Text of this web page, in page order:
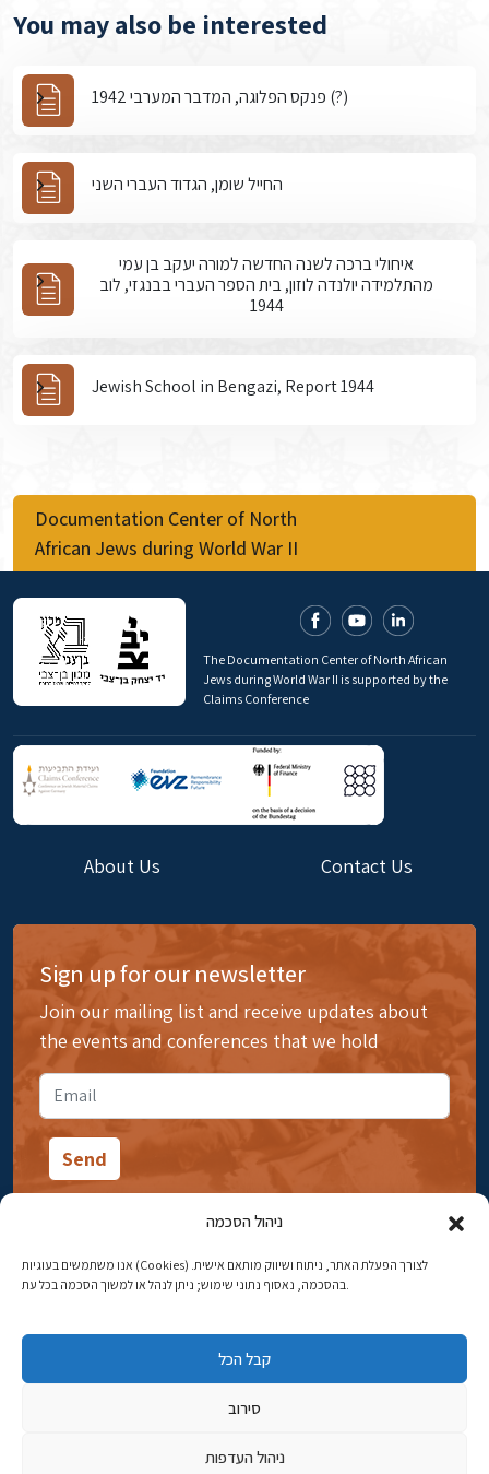
ניהול הסכמה
אנו משתמשים בעוגיות (Cookies) לצורך הפעלת האתר, ניתוח ושיווק מותאם אישית.
בהסכמה, נאסוף נתוני שימוש; ניתן לנהל או למשוך הסכמה בכל עת.
קבל הכל
סירוב
ניהול העדפות
You may also be interested
פנקס הפלוגה, המדבר המערבי 1942 (?)
החייל שומן, הגדוד העברי השני
איחולי ברכה לשנה החדשה למורה יעקב בן עמי
מהתלמידה יולנדה לוזון, בית הספר העברי בבנגזי, לוב
1944
Jewish School in Bengazi, Report 1944
Documentation Center of North
African Jews during World War II
The Documentation Center of North African
Jews during World War II is supported by the
Claims Conference
About Us Contact Us
Sign up for our newsletter
Join our mailing list and receive updates about
the events and conferences that we hold
14 Ibn Gabirol Street, Rehavia, Jerusalem
najww2@ybz.org.il